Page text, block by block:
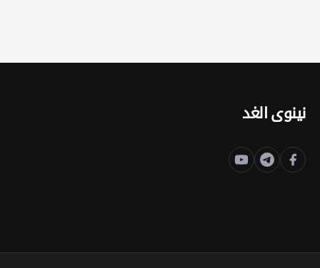
نينوى الغد